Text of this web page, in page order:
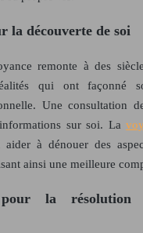
la découverte de soi
remonte à des
qui ont façonné
Une consultation
sur soi. La
aider à dénouer des
ainsi une meilleure
la résolution